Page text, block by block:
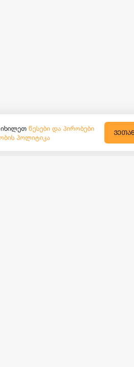
იხილეთ წესები და პირობები
პოლიტიკა